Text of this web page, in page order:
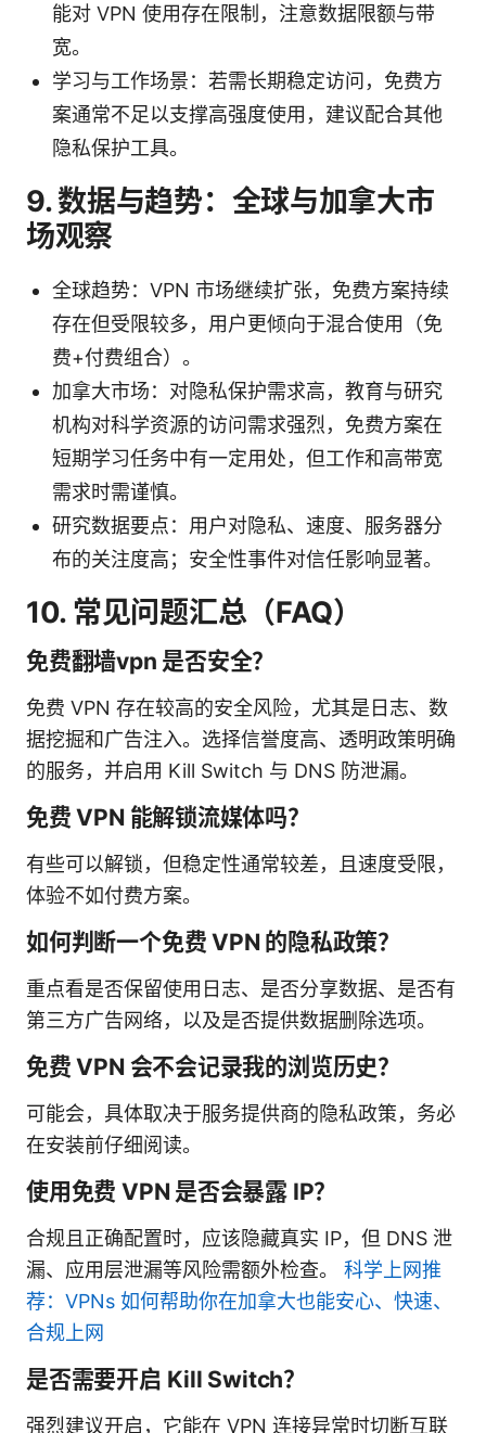
能对 VPN 使用存在限制，注意数据限额与带
宽。
学习与工作场景：若需长期稳定访问，免费方
案通常不足以支撑高强度使用，建议配合其他
隐私保护工具。
9. 数据与趋势：全球与加拿大市
场观察
全球趋势：VPN 市场继续扩张，免费方案持续
存在但受限较多，用户更倾向于混合使用（免
费+付费组合）。
加拿大市场：对隐私保护需求高，教育与研究
机构对科学资源的访问需求强烈，免费方案在
短期学习任务中有一定用处，但工作和高带宽
需求时需谨慎。
研究数据要点：用户对隐私、速度、服务器分
布的关注度高；安全性事件对信任影响显著。
10. 常见问题汇总（FAQ）
免费翻墙vpn 是否安全？
免费 VPN 存在较高的安全风险，尤其是日志、数
据挖掘和广告注入。选择信誉度高、透明政策明确
的服务，并启用 Kill Switch 与 DNS 防泄漏。
免费 VPN 能解锁流媒体吗？
有些可以解锁，但稳定性通常较差，且速度受限，
体验不如付费方案。
如何判断一个免费 VPN 的隐私政策？
重点看是否保留使用日志、是否分享数据、是否有
第三方广告网络，以及是否提供数据删除选项。
免费 VPN 会不会记录我的浏览历史？
可能会，具体取决于服务提供商的隐私政策，务必
在安装前仔细阅读。
使用免费 VPN 是否会暴露 IP？
合规且正确配置时，应该隐藏真实 IP，但 DNS 泄
漏、应用层泄漏等风险需额外检查。 科学上网推
荐：VPNs 如何帮助你在加拿大也能安心、快速、
合规上网
是否需要开启 Kill Switch？
强烈建议开启，它能在 VPN 连接异常时切断互联